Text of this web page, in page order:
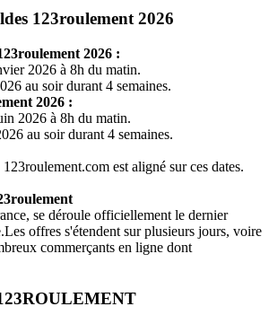
123roulement 2026
2026 :
2026 à 8h du matin.
au soir durant 4 semaines.
2026 :
2026 à 8h du matin.
au soir durant 4 semaines.
123roulement.com est aligné sur ces dates.
se déroule officiellement le dernier
offres s'étendent sur plusieurs jours, voire
commerçants en ligne dont